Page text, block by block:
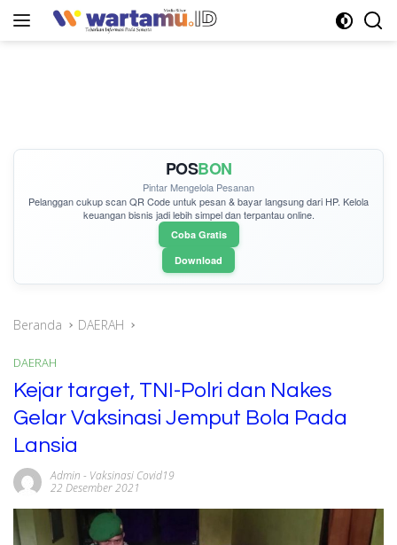
POSBON
Pintar Mengelola Pesanan
Pelanggan cukupscan QR Codeuntuk pesan & bayar langsung dari HP. Kelola
keuangan bisnis jadi lebih simpel dan terpantau online.
Coba Gratis
Download
Beranda DAERAH
DAERAH
Kejar target, TNI-Polri dan Nakes
Gelar Vaksinasi Jemput Bola Pada
Lansia
Admin - Vaksinasi Covid19
22 Desember 2021